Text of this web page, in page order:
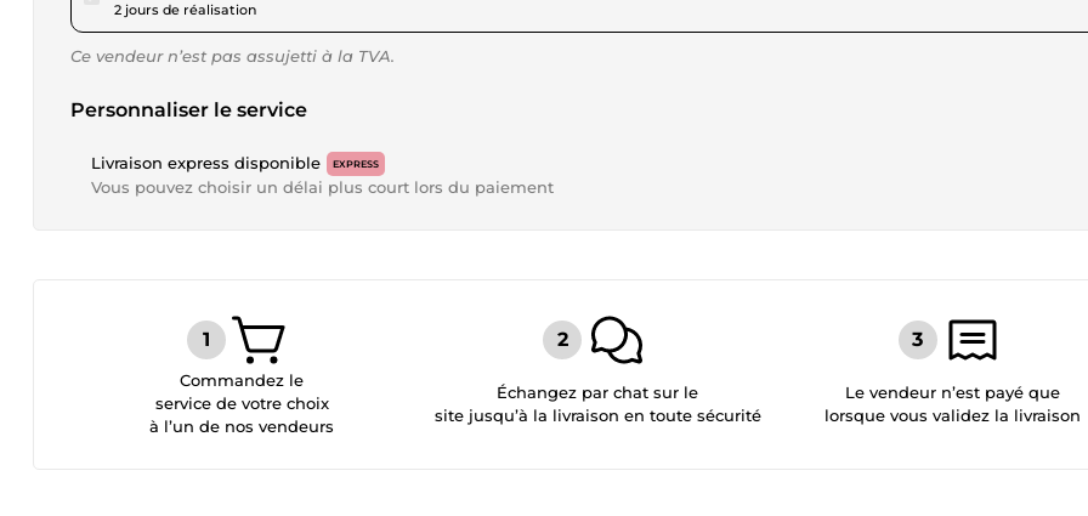
2 jours de réalisation
Ce vendeur n’est pas assujetti à la TVA.
Personnaliser le service
Livraison express disponible EXPRESS
Vous pouvez choisir un délai plus court lors du paiement
Commandez le
service de votre choix
à l’un de nos vendeurs
Échangez par chat sur le
site jusqu’à la livraison en toute sécurité
Le vendeur n’est payé que
lorsque vous validez la livraison